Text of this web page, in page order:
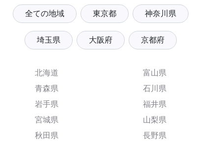
全ての地域 東京都 神奈川県
埼玉県 大阪府 京都府
北海道
青森県
岩手県
宮城県
秋田県
富山県
石川県
福井県
山梨県
長野県